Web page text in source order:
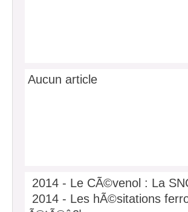
Aucun article
2014 - Le CÃ©venol : La
2014 - Les hÃ©sitations